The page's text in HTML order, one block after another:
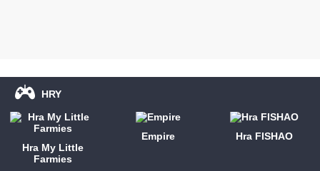
HRY
Hra My Little
Farmies
Empire Hra FISHAO